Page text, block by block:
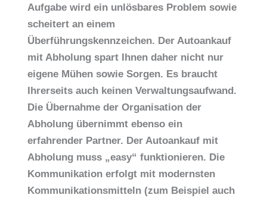
Aufgabe wird ein unlösbares Problem sowie
scheitert an einem
Überführungskennzeichen. Der Autoankauf
mit Abholung spart Ihnen daher nicht nur
eigene Mühen sowie Sorgen. Es braucht
Ihrerseits auch keinen Verwaltungsaufwand.
Die Übernahme der Organisation der
Abholung übernimmt ebenso ein
erfahrender Partner. Der Autoankauf mit
Abholung muss „easy“ funktionieren. Die
Kommunikation erfolgt mit modernsten
Kommunikationsmitteln (zum Beispiel auch